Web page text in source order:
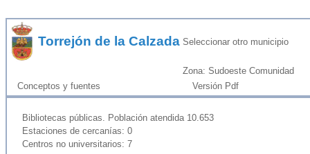
Torrejón de la Calzada Seleccionar otro municipio
Zona: Sudoeste Comunidad
Conceptos y fuentes
Versión Pdf
Bibliotecas públicas. Población atendida 10.653
Estaciones de cercanías: 0
Centros no universitarios: 7